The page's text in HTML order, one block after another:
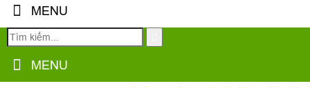
MENU
MENU